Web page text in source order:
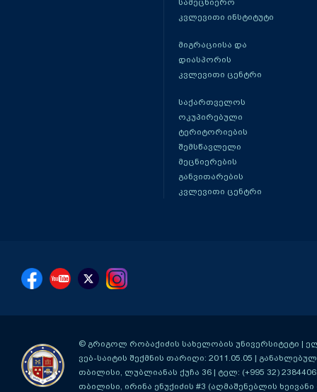
სამეცნიერო
კვლევითი ინსტიტუტი
მიგრაციისა და
დიასპორის
კვლევითი ცენტრი
საქართველოს
ოკუპირებული
ტერიტორიების
შემსწავლელი
მეცნიერების
განვითარების
კვლევითი ცენტრი
© გრიგოლ რობაქიძის სახელობის უნივერსიტეტი |
ვებ-საიტის შექმნის თარიღი: 2011.05.05 |
თბილისი, ლუბლიანას ქუჩა 36 | ტელ: (+995 32)
თბილისი, ირინა ენუქიძის #3 (აღმაშენებლის ხეივანი